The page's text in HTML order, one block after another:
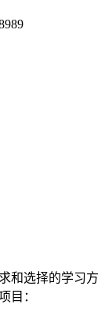
和选择的学习方
目：